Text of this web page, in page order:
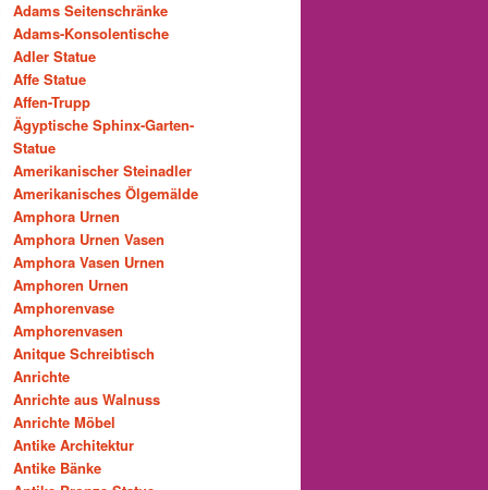
Adams Seitenschränke
Adams-Konsolentische
Adler Statue
Affe Statue
Affen-Trupp
Ägyptische Sphinx-Garten-
Statue
Amerikanischer Steinadler
Amerikanisches Ölgemälde
Amphora Urnen
Amphora Urnen Vasen
Amphora Vasen Urnen
Amphoren Urnen
Amphorenvase
Amphorenvasen
Anitque Schreibtisch
Anrichte
Anrichte aus Walnuss
Anrichte Möbel
Antike Architektur
Antike Bänke